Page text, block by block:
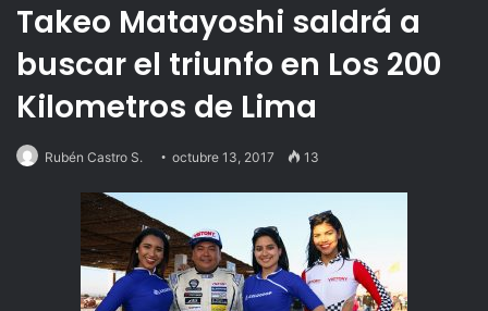
Takeo Matayoshi saldrá a
buscar el triunfo en Los 200
Kilometros de Lima
Rubén Castro S. octubre 13, 2017 13